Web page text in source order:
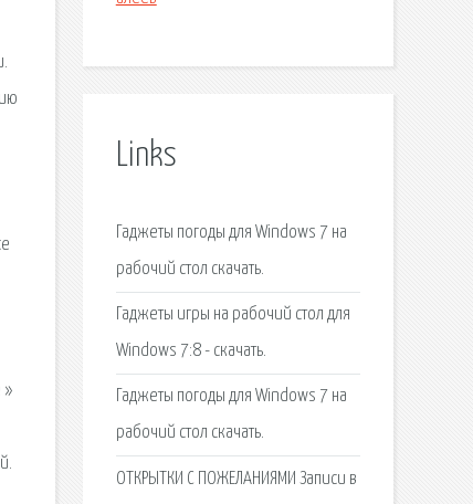
»
Links
Гаджеты погоды для Windows 7 на
рабочий стол скачать.
Гаджеты игры на рабочий стол для
Windows 7:8 - скачать.
Гаджеты погоды для Windows 7 на
рабочий стол скачать.
ОТКРЫТКИ С ПОЖЕЛАНИЯМИ Записи в